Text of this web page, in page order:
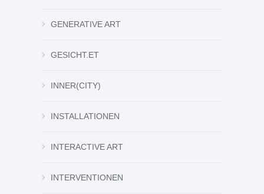
GENERATIVE ART
GESICHT.ET
INNER(CITY)
INSTALLATIONEN
INTERACTIVE ART
INTERVENTIONEN